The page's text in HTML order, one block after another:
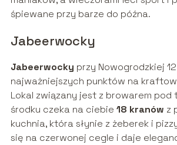
śpiewane przy barze do późna.
Jabeerwocky
Jabeerwocky przy Nowogrodzkiej
najważniejszych punktów na
Lokal związany jest z browarem pod
środku czeka na ciebie 18 kranów z
kuchnia, która słynie z żeberek i
się na czerwonej cegle i daje